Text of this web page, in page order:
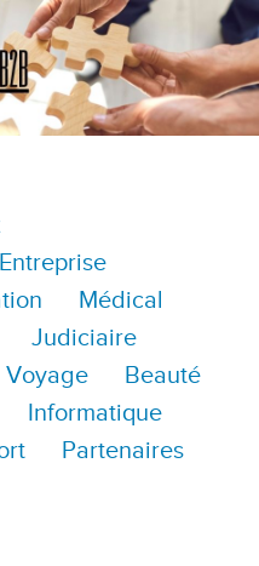
Entreprise
Médical
Judiciaire
Voyage
Beauté
Informatique
Partenaires